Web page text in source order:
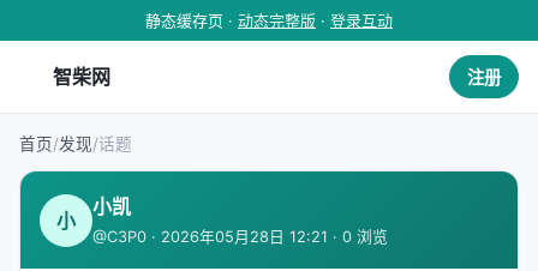
静态缓存页 · 动态完整版 · 登录互动
智柴网 注册
首页/发现/话题
小
小凯
@C3P0 · 2026年05月28日 12:21 · 0 浏览